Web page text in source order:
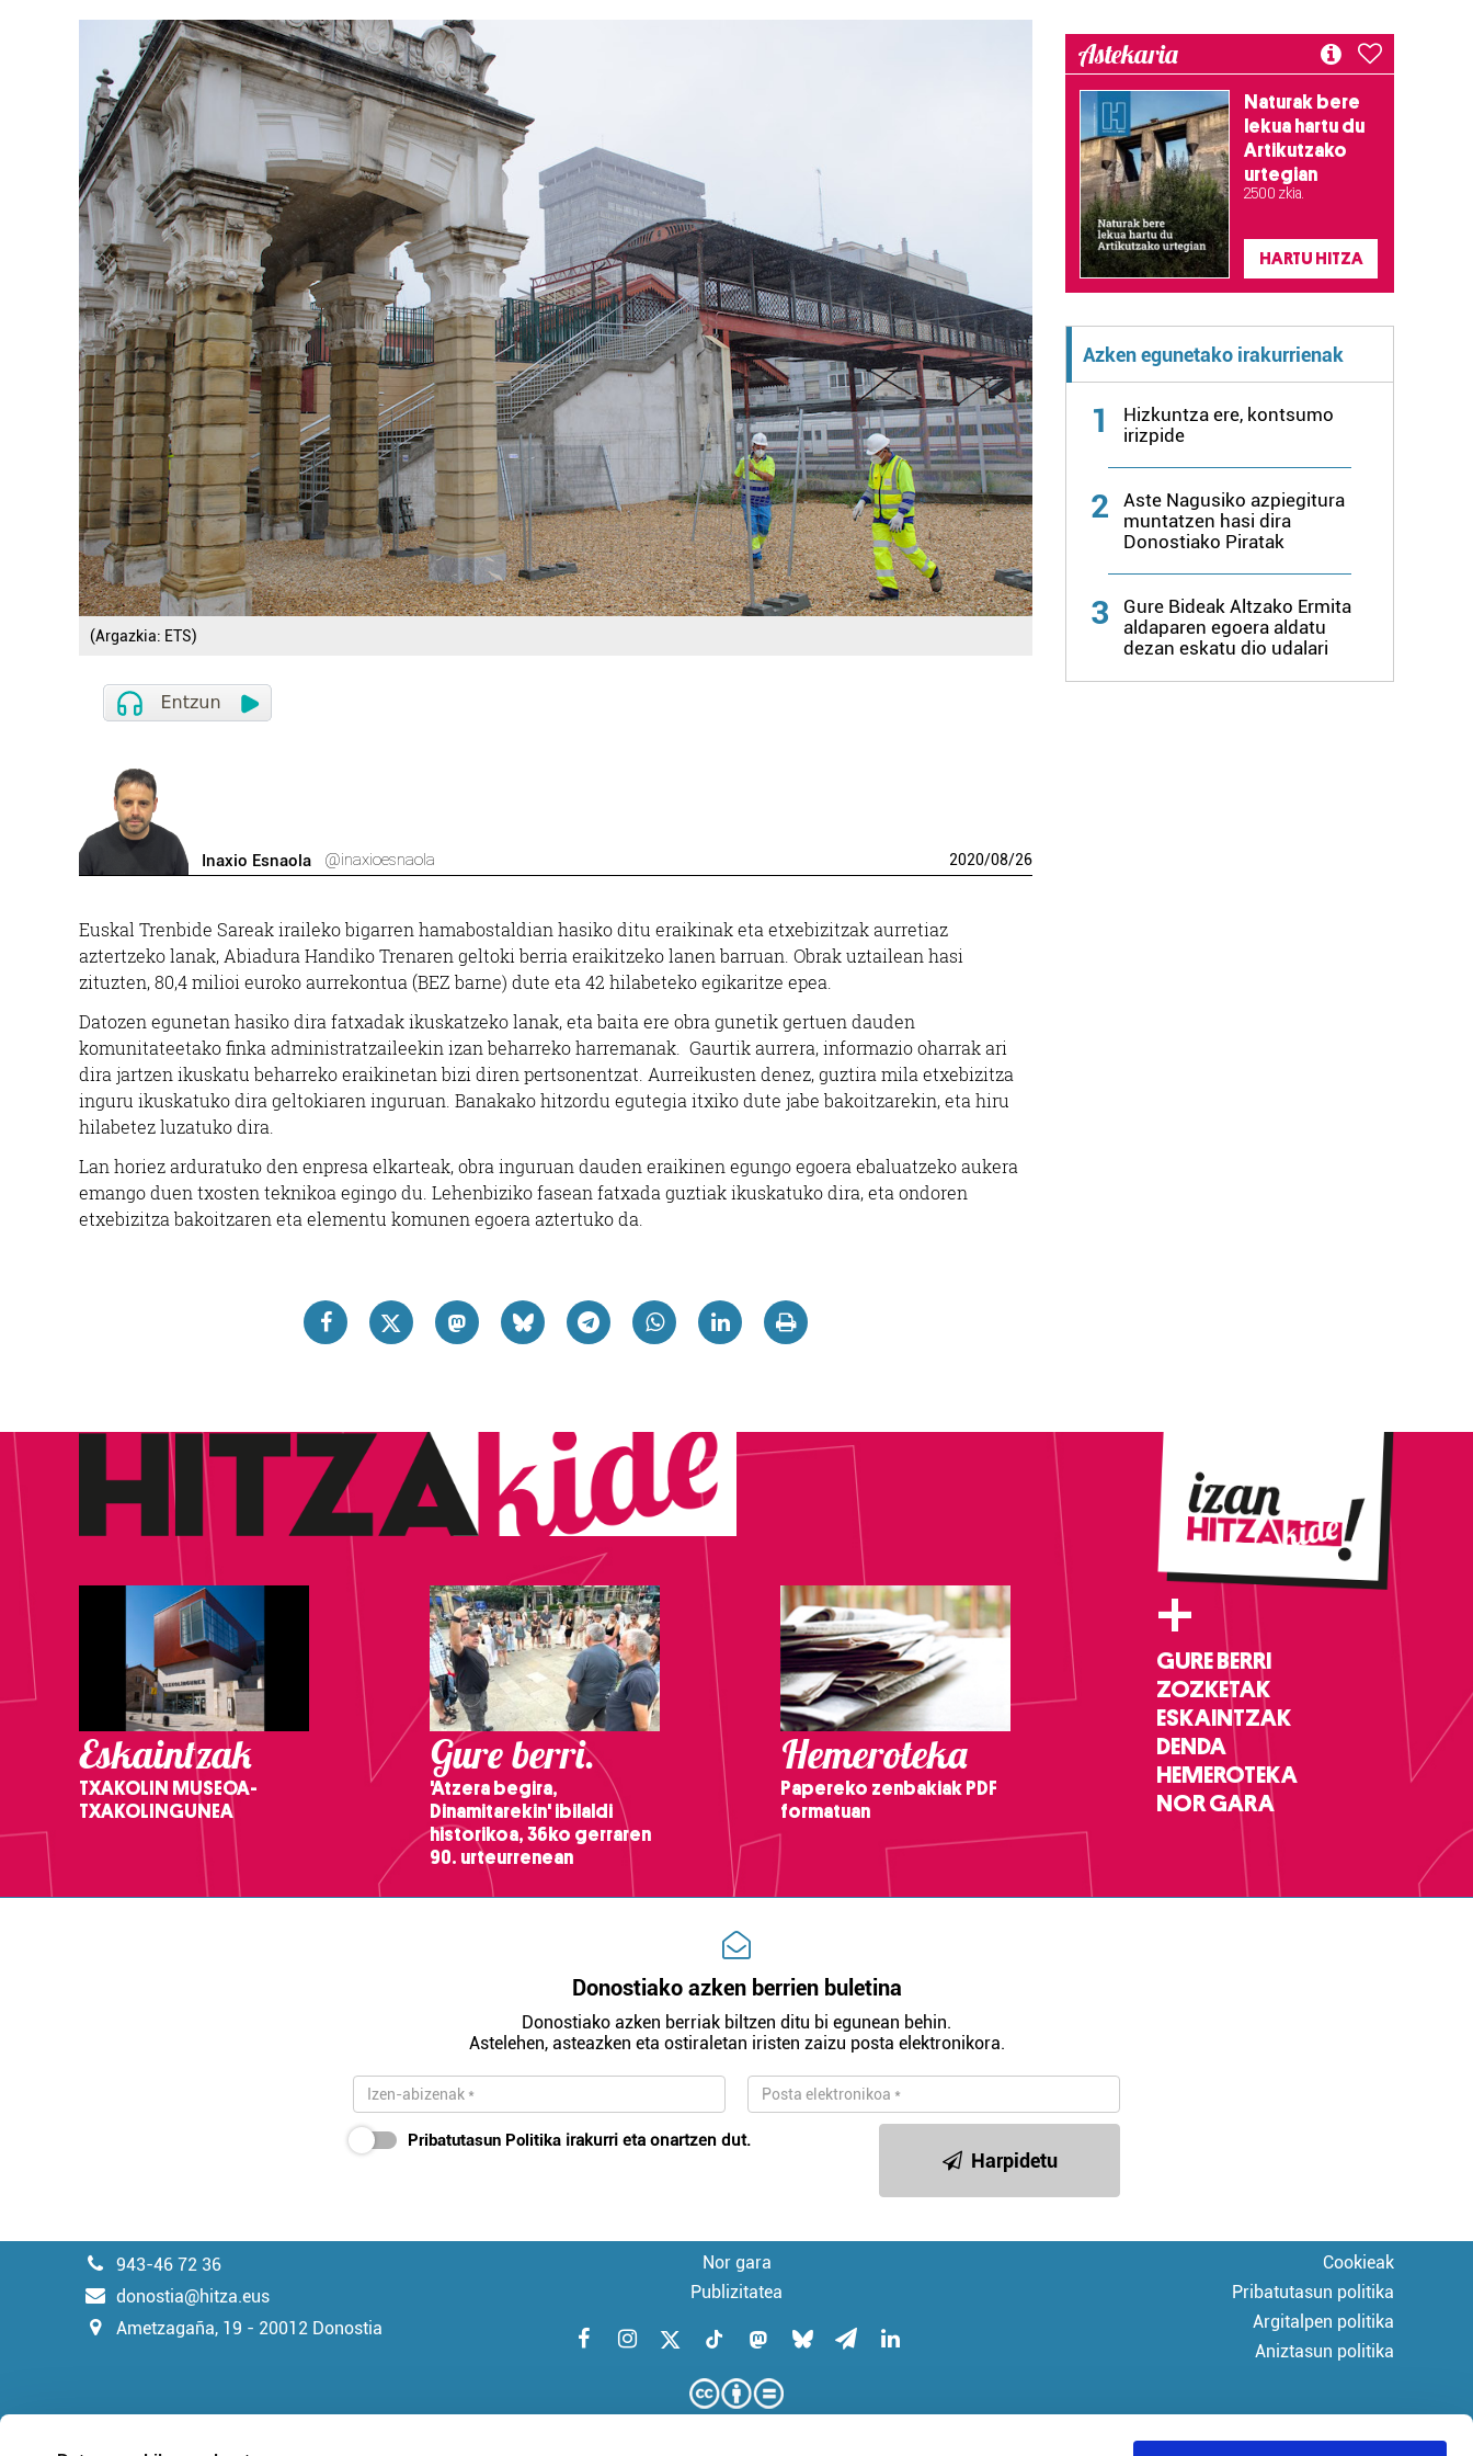
(Argazkia: ETS)
Inaxio Esnaola @inaxioesnaola 2020/08/26
Euskal Trenbide Sareak iraileko bigarren hamabostaldian hasiko ditu eraikinak eta etxebizitzak aurretiaz
aztertzeko lanak, Abiadura Handiko Trenaren geltoki berria eraikitzeko lanen barruan. Obrak uztailean hasi
zituzten, 80,4 milioi euroko aurrekontua (BEZ barne) dute eta 42 hilabeteko egikaritze epea.
Datozen egunetan hasiko dira fatxadak ikuskatzeko lanak, eta baita ere obra gunetik gertuen dauden
komunitateetako finka administratzaileekin izan beharreko harremanak. Gaurtik aurrera, informazio oharrak ari
dira jartzen ikuskatu beharreko eraikinetan bizi diren pertsonentzat. Aurreikusten denez, guztira mila etxebizitza
inguru ikuskatuko dira geltokiaren inguruan. Banakako hitzordu egutegia itxiko dute jabe bakoitzarekin, eta hiru
hilabetez luzatuko dira.
Lan horiez arduratuko den enpresa elkarteak, obra inguruan dauden eraikinen egungo egoera ebaluatzeko aukera
emango duen txosten teknikoa egingo du. Lehenbiziko fasean fatxada guztiak ikuskatuko dira, eta ondoren
etxebizitza bakoitzaren eta elementu komunen egoera aztertuko da.
Astekaria
Naturak bere
lekua hartu du
Artikutzako
urtegian
2.500 zkia.
HARTU HITZA
Azken egunetako irakurrienak
1
Hizkuntza ere, kontsumo
irizpide
2
Aste Nagusiko azpiegitura
muntatzen hasi dira
Donostiako Piratak
3
Gure Bideak Altzako Ermita
aldaparen egoera aldatu
dezan eskatu dio udalari
Eskaintzak
TXAKOLIN MUSEOA-
TXAKOLINGUNEA
Gure berri.
'Atzera begira,
Dinamitarekin' ibilaldi
historikoa, 36ko gerraren
90. urteurrenean
Hemeroteka
Papereko zenbakiak PDF
formatuan
+
GURE BERRI
ZOZKETAK
ESKAINTZAK
DENDA
HEMEROTEKA
NOR GARA
Donostiako azken berrien buletina
Donostiako azken berriak biltzen ditu bi egunean behin.
Astelehen, asteazken eta ostiraletan iristen zaizu posta elektronikora.
Pribatutasun Politika irakurri eta onartzen dut.
Harpidetu
943-46 72 36
donostia@hitza.eus
Ametzagaña, 19 - 20012 Donostia
Nor gara
Publizitatea
Cookieak
Pribatutasun politika
Argitalpen politika
Aniztasun politika